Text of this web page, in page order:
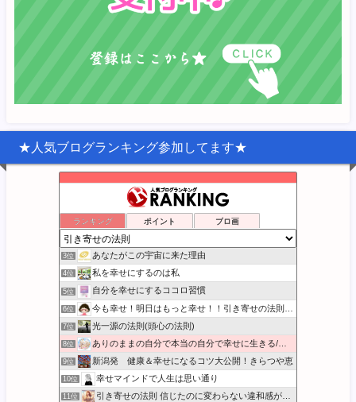
★人気ブログランキング参加してます★
ランキング ポイント ブロ画
宇宙の中心は『わたし』
2位 幸福への羅針盤
3位 あなたがこの宇宙に来た理由
4位 私を幸せにするのは私
5位 自分を幸せにするココロ習慣
6位 今も幸せ！明日はもっと幸せ！！引き寄せの法則実践日記
7位 光一源の法則(頭心の法則)
8位 ありのままの自分で本当の自分で幸せに生きる/本音BLOG
9位 新潟発 健康＆幸せになるコツ大公開！きらつや恵
10位 幸せマインドで人生は思い通り
11位 引き寄せの法則 信じたのに変わらない違和感が消える実践ガイド